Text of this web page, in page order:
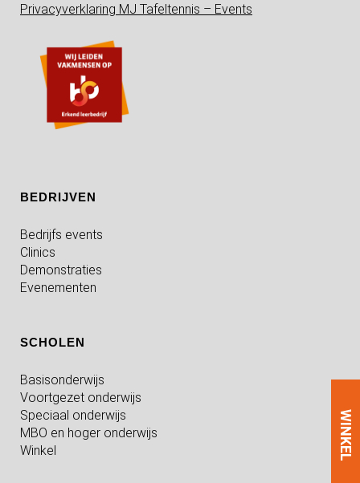
WINKEL
Privacyverklaring MJ Tafeltennis – Events
BEDRIJVEN
Bedrijfs events
Clinics
Demonstraties
Evenementen
SCHOLEN
Basisonderwijs
Voortgezet onderwijs
Speciaal onderwijs
MBO en hoger onderwijs
Winkel